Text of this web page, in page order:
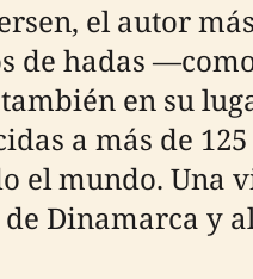
el autor
de hadas
en su
a más de
el mundo.
Dinamarca y